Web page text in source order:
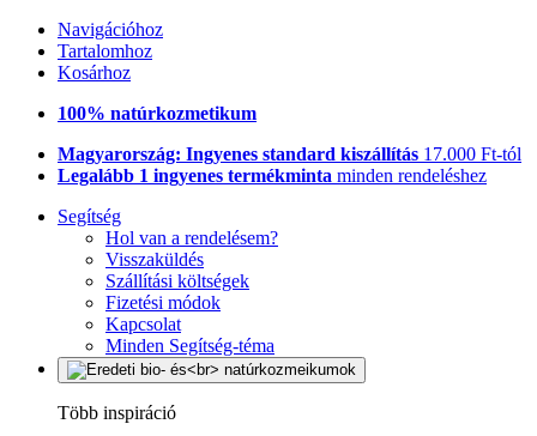
Navigációhoz
Tartalomhoz
Kosárhoz
100% natúrkozmetikum
Magyarország: Ingyenes standard kiszállítás 17.000 Ft-tól
Legalább 1 ingyenes termékminta minden rendeléshez
Segítség
Hol van a rendelésem?
Visszaküldés
Szállítási költségek
Fizetési módok
Kapcsolat
Minden Segítség-téma
Több inspiráció